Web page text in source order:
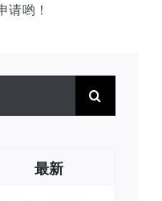
请哟！
最新